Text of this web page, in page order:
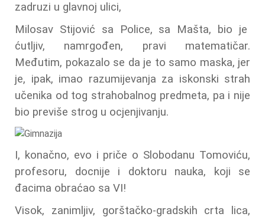
zadruzi u glavnoj ulici,
Milosav Stijović sa Police, sa Mašta, bio je
ćutljiv, namrgođen, pravi matematičar.
Međutim, pokazalo se da je to samo maska, jer
je, ipak, imao razumijevanja za iskonski strah
učenika od tog strahobalnog predmeta, pa i nije
bio previše strog u ocjenjivanju.
I, konačno, evo i priče o Slobodanu Tomoviću,
profesoru, docnije i doktoru nauka, koji se
đacima obraćao sa VI!
Visok, zanimljiv, gorštačko-gradskih crta lica,